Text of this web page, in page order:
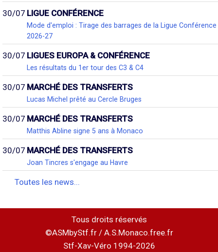
30/07 LIGUE CONFÉRENCE
Mode d'emploi : Tirage des barrages de la Ligue Conférence
2026-27
30/07 LIGUES EUROPA & CONFÉRENCE
Les résultats du 1er tour des C3 & C4
30/07 MARCHÉ DES TRANSFERTS
Lucas Michel prêté au Cercle Bruges
30/07 MARCHÉ DES TRANSFERTS
Matthis Abline signe 5 ans à Monaco
30/07 MARCHÉ DES TRANSFERTS
Joan Tincres s'engage au Havre
Toutes les news...
Tous droits réservés
©ASMbyStf.fr / A.S.Monaco.free.fr
Stf-Xav-Véro 1994-2026